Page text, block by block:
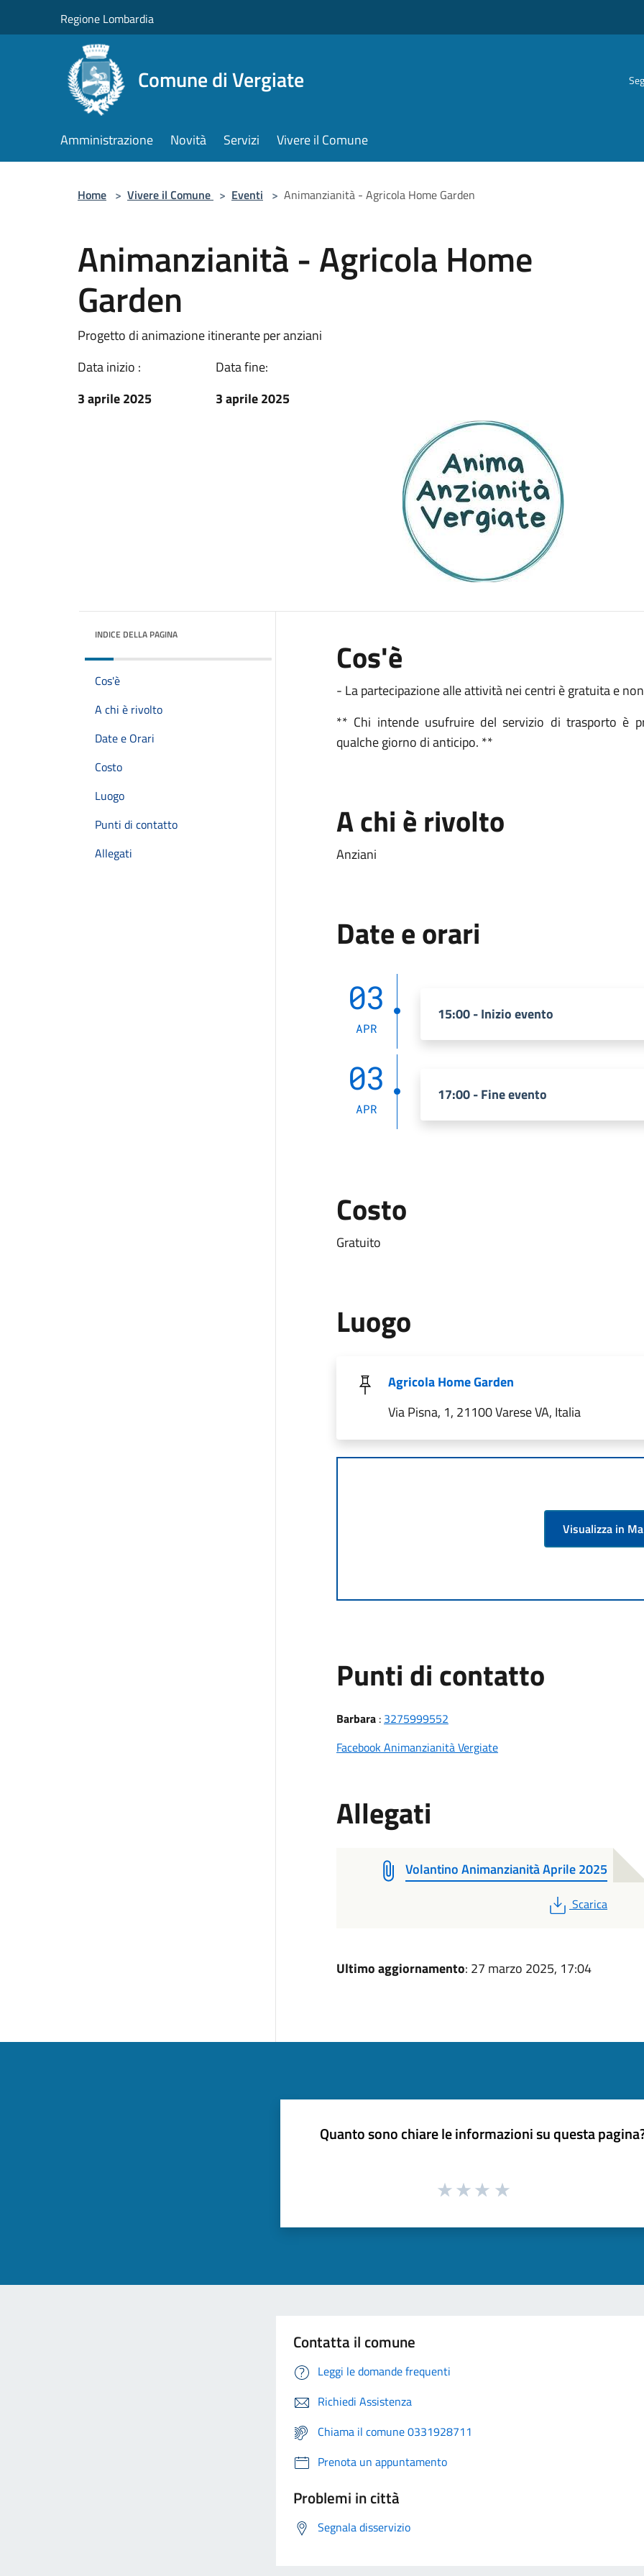
Regione Lombardia
Comune di Vergiate
Amministrazione Novità Servizi Vivere il Comune
Home > Vivere il Comune > Eventi > Animanzianità - Agricola Home Garden
Animanzianità - Agricola Home
Garden
Progetto di animazione itinerante per anziani
Data inizio :
3 aprile 2025
Data fine:
3 aprile 2025
INDICE DELLA PAGINA
Cos'è
A chi è rivolto
Date e Orari
Costo
Luogo
Punti di contatto
Allegati
Cos'è
- La partecipazione alle attività nei centri è gratuita e
** Chi intende usufruire del servizio di trasporto è
qualche giorno di anticipo. **
A chi è rivolto
Anziani
Date e orari
03
APR
15:00 - Inizio evento
03
APR
17:00 - Fine evento
Costo
Gratuito
Luogo
Agricola Home Garden
Via Pisna, 1, 21100 Varese VA, Italia
Visualizza in
Punti di contatto
Barbara: 3275999552
Facebook Animanzianità Vergiate
Allegati
Volantino Animanzianità Aprile 2025
PDF
Scarica
Ultimo aggiornamento: 27 marzo 2025, 17:04
Quanto sono chiare le informazioni su questa
Contatta il comune
Leggi le domande frequenti
Richiedi Assistenza
Chiama il comune 0331928711
Prenota un appuntamento
Problemi in città
Segnala disservizio